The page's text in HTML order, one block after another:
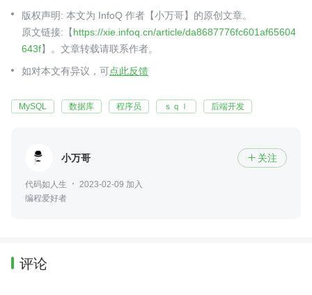
版权声明: 本文为 InfoQ 作者【小万哥】的原创文章。
原文链接:【https://xie.infoq.cn/article/da8687776fc601af65604
643f】。文章转载请联系作者。
如对本文有异议，可点此反馈
MySQL 数据库 程序员 ｓｑｌ 后端开发
小万哥  关注
代码如人生
2023-02-09 加入
编程爱好者
评论